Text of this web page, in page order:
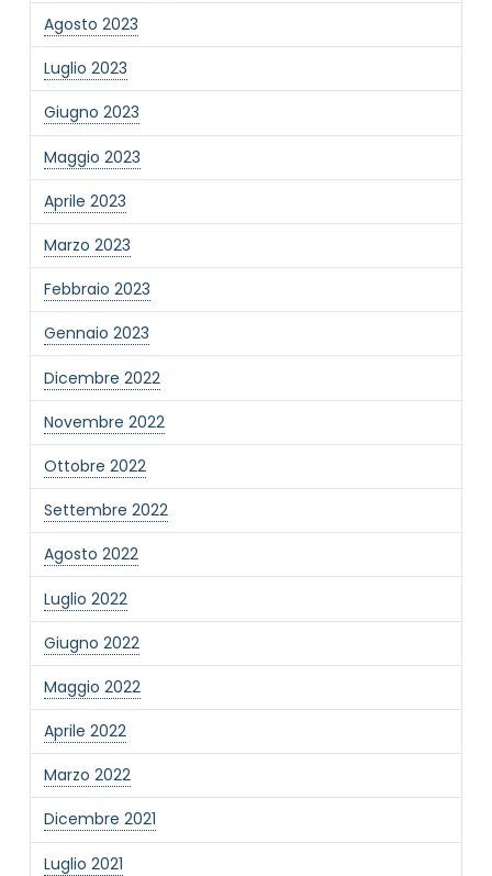
Agosto 2023
Luglio 2023
Giugno 2023
Maggio 2023
Aprile 2023
Marzo 2023
Febbraio 2023
Gennaio 2023
Dicembre 2022
Novembre 2022
Ottobre 2022
Settembre 2022
Agosto 2022
Luglio 2022
Giugno 2022
Maggio 2022
Aprile 2022
Marzo 2022
Dicembre 2021
Luglio 2021